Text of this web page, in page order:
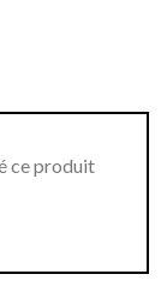
ce produit